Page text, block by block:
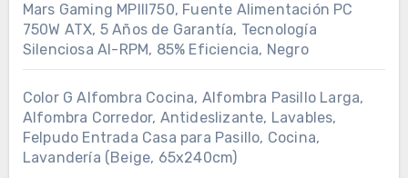
Mars Gaming MPIII750, Fuente Alimentación PC
750W ATX, 5 Años de Garantía, Tecnología
Silenciosa AI-RPM, 85% Eficiencia, Negro
Color G Alfombra Cocina, Alfombra Pasillo Larga,
Alfombra Corredor, Antideslizante, Lavables,
Felpudo Entrada Casa para Pasillo, Cocina,
Lavandería (Beige, 65x240cm)